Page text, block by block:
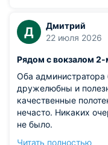
Д
Дмитрий
22 июля 2026
Рядом с вокзалом
Оба администратора
дружелюбны и
качественные
нечасто. Никаких
не было.
Читать полностью